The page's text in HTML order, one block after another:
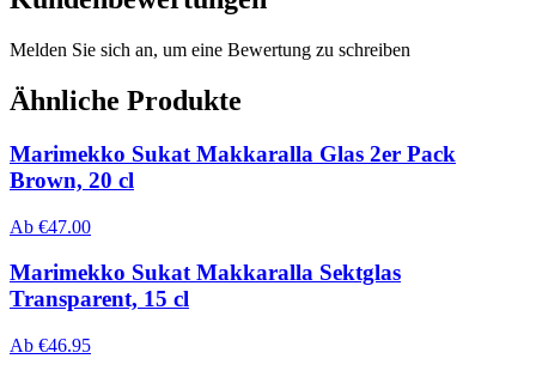
Melden Sie sich an, um eine Bewertung zu schreiben
Ähnliche Produkte
Marimekko Sukat Makkaralla Glas 2er Pack
Brown, 20 cl
Ab €47.00
Marimekko Sukat Makkaralla Sektglas
Transparent, 15 cl
Ab €46.95